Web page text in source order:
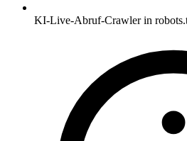
KI-Live-Abruf-Crawler in